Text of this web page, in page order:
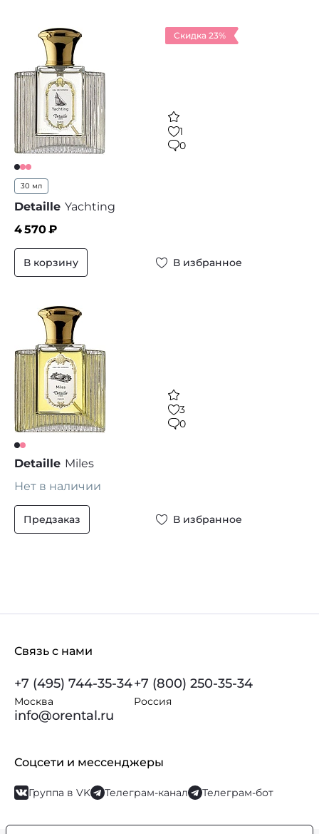
Скидка 23%
1
0
30 мл
Detaille Yachting
4 570₽
В корзину В избранное
3
0
Detaille Miles
Нет в наличии
Предзаказ В избранное
Связь с нами
+7 (495) 744-35-34
Москва
+7 (800) 250-35-34
Россия
info@orental.ru
Соцсети и мессенджеры
Группа в VK Телеграм-канал Телеграм-бот